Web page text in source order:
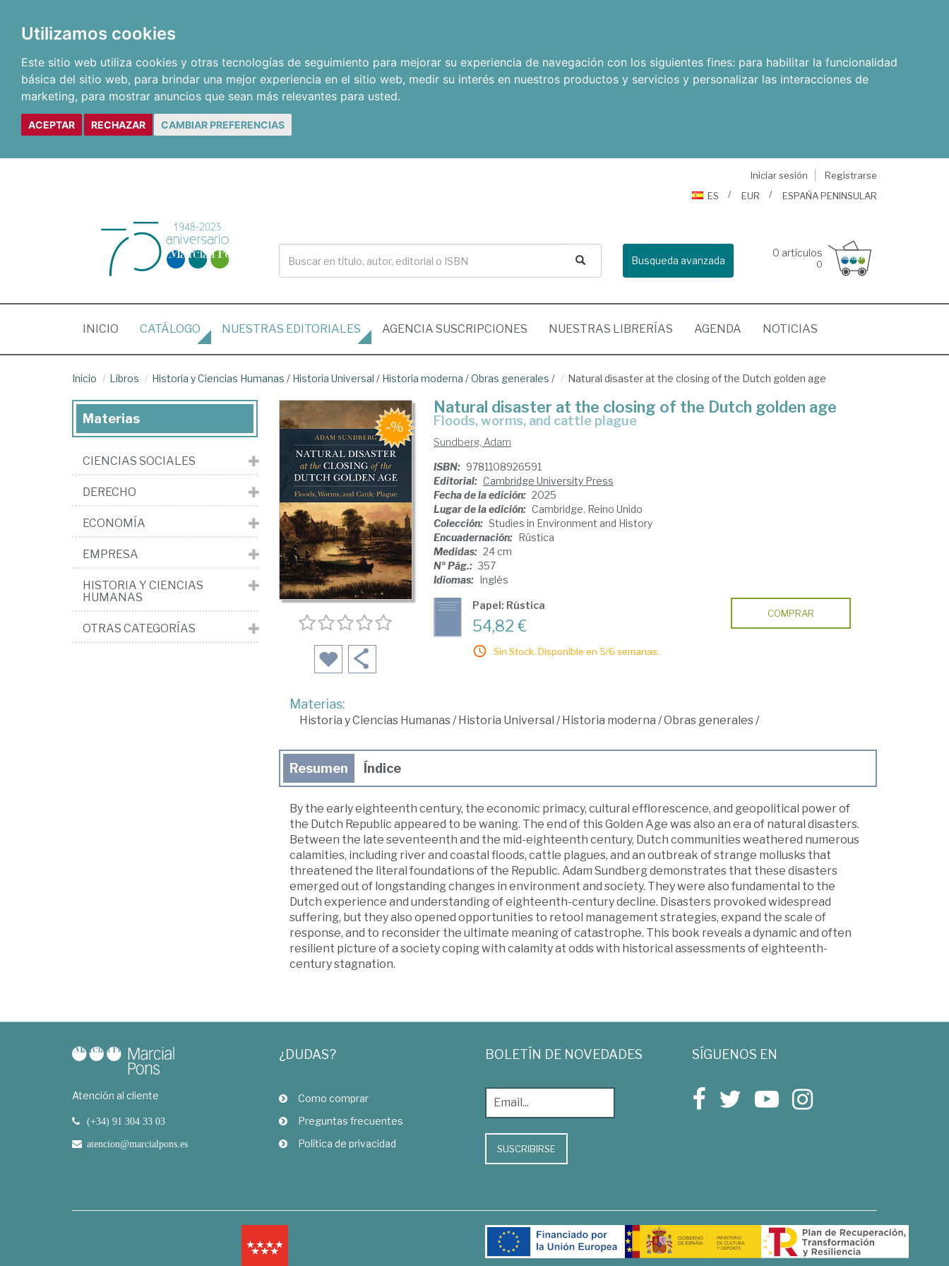
Utilizamos cookies
Este sitio web utiliza cookies y otras tecnologías de seguimiento para mejorar su experiencia de navegación con los siguientes fines: para habilitar la funcionalidad
básica del sitio web, para brindar una mejor experiencia en el sitio web, medir su interés en nuestros productos y servicios y personalizar las interacciones de
marketing, para mostrar anuncios que sean más relevantes para usted.
ACEPTAR RECHAZAR CAMBIAR PREFERENCIAS
Iniciar sesión
Registrarse
ES
EUR ESPAÑA PENINSULAR
Busqueda avanzada
0 artículos
0
INICIO (CURRENT)
CATÁLOGO NUESTRAS EDITORIALES AGENCIA SUSCRIPCIONES NUESTRAS LIBRERÍAS AGENDA NOTICIAS
Inicio Libros Historia y Ciencias Humanas / Historia Universal / Historia moderna /Obras generales / Natural disaster at the closing of the Dutch golden age
Natural disaster at the closing of the Dutch golden age
floods, worms, and cattle plague
Sundberg, Adam
ISBN: 9781108926591
Editorial: Cambridge University Press
Fecha de la edición: 2025
Lugar de la edición: Cambridge. Reino Unido
Colección: Studies in Environment and History
Encuadernación: Rústica
Medidas: 24 cm
Nº Pág.: 357
Idiomas: Inglés
Papel: Rústica
54,82 €
Sin Stock. Disponible en 5/6 semanas.
COMPRAR
Materias:
Historia y Ciencias Humanas/Historia Universal /Historia moderna /Obras generales/
Resumen Índice
By the early eighteenth century, the economic primacy, cultural efflorescence, and geopolitical power of
the Dutch Republic appeared to be waning. The end of this Golden Age was also an era of natural disasters.
Between the late seventeenth and the mid-eighteenth century, Dutch communities weathered numerous
calamities, including river and coastal floods, cattle plagues, and an outbreak of strange mollusks that
threatened the literal foundations of the Republic. Adam Sundberg demonstrates that these disasters
emerged out of longstanding changes in environment and society. They were also fundamental to the
Dutch experience and understanding of eighteenth-century decline. Disasters provoked widespread
suffering, but they also opened opportunities to retool management strategies, expand the scale of
response, and to reconsider the ultimate meaning of catastrophe. This book reveals a dynamic and often
resilient picture of a society coping with calamity at odds with historical assessments of eighteenth-
century stagnation.
Materias
CIENCIAS SOCIALES
DERECHO
ECONOMÍA
EMPRESA
HISTORIA Y CIENCIAS
HUMANAS
OTRAS CATEGORÍAS
Atención al cliente
(+34) 91 304 33 03
atencion@marcialpons.es
¿DUDAS?
Como comprar
Preguntas frecuentes
Política de privacidad
BOLETÍN DE NOVEDADES
SUSCRIBIRSE
SÍGUENOS EN